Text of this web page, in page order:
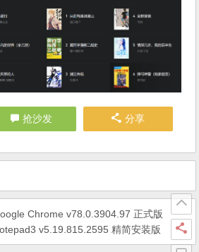
抢沙发 分享
Chrome v78.0.3904.97 正式版
v5.19.815.2595 精简安装版